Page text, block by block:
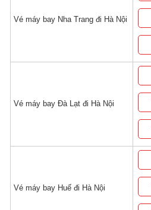
Vé máy bay Nha Trang đi Hà Nội
Vé máy bay Đà Lạt đi Hà Nội
Vé máy bay Huế đi Hà Nội